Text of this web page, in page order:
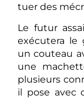
tuer des
Le futur
exécutera le
un couteau
une
plusieurs
il pose avec